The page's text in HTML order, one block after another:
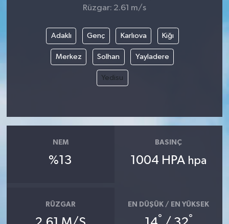
Rüzgar: 2.61 m/s
Adaklı Genç Karlıova Kiğı
Merkez Solhan Yayladere
Yedisu
NEM
%13
BASINÇ
1004 HPA hpa
RÜZGAR EN DÜŞÜK / EN YÜKSEK
° °
Bilim, Teknoloji